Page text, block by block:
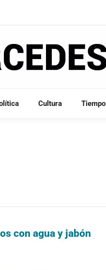
Cultura Tiempo
con agua y jabón